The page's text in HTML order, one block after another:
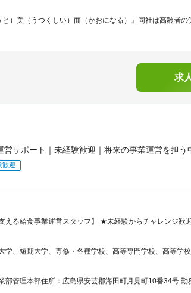
）美（うつくしい）面（かおになる）』同社は高齢者の
求
営サポート｜未経験歓迎｜将来の事業運営を担う
歓迎
える給食事業運営スタッフ】 ★未経験からチャレンジ
学、短期大学、専修・各種学校、高等専門学校、高等学
部管理本部住所：広島県安芸郡海田町月見町10番34号 勤